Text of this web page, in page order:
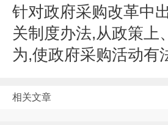
针对政府采购改革中
关制度办法,从政策上
为,使政府采购活动有
相关文章